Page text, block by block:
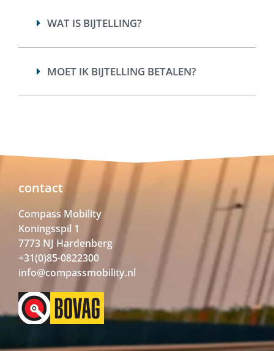
WAT IS BIJTELLING?
MOET IK BIJTELLING BETALEN?
contact
Compass Mobility
Koningsspil 1
7773 NJ Hardenberg
+31(0)85-0822300
info@compassmobility.nl